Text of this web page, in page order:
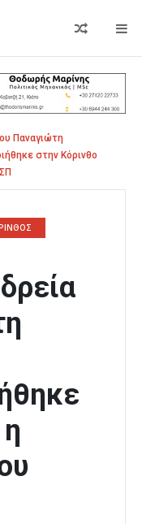
Παναγιώτη
στην Κόρινθο